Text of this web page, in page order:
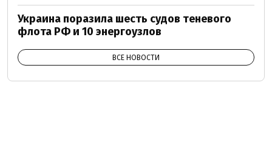
Украина поразила шесть судов теневого
флота РФ и 10 энергоузлов
ВСЕ НОВОСТИ